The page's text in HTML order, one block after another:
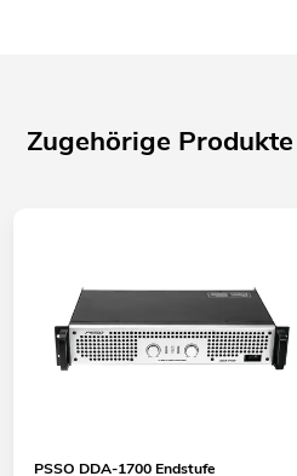
Zugehörige Produkte
PSSO DDA-1700 Endstufe